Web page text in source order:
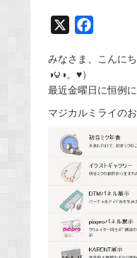
c
b
o
o
みなさま、こんに
◑౪◑。♥）
最近金曜日に恒例
マジカルミライの